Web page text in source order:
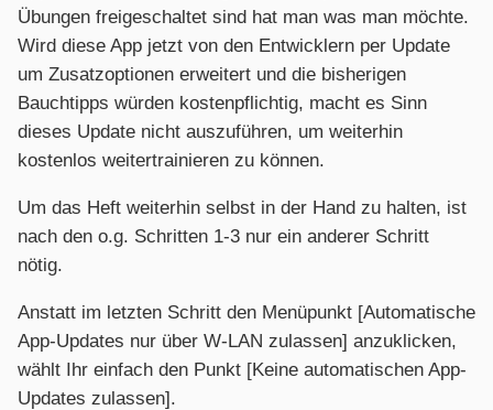
Übungen freigeschaltet sind hat man was man möchte.
Wird diese App jetzt von den Entwicklern per Update
um Zusatzoptionen erweitert und die bisherigen
Bauchtipps würden kostenpflichtig, macht es Sinn
dieses Update nicht auszuführen, um weiterhin
kostenlos weitertrainieren zu können.
Um das Heft weiterhin selbst in der Hand zu halten, ist
nach den o.g. Schritten 1-3 nur ein anderer Schritt
nötig.
Anstatt im letzten Schritt den Menüpunkt [Automatische
App-Updates nur über W-LAN zulassen] anzuklicken,
wählt Ihr einfach den Punkt [Keine automatischen App-
Updates zulassen].